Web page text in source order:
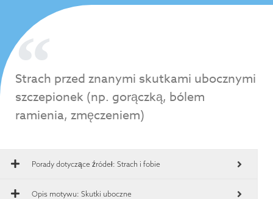
Strach przed znanymi skutkami ubocznymi
szczepionek (np. gorączką, bólem
ramienia, zmęczeniem)
Porady dotyczące źródeł: Strach i fobie
Opis motywu: Skutki uboczne